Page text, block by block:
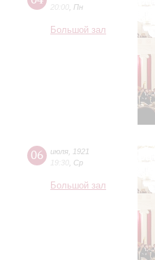
20:00 Пн
Большой зал
06 июля
1921
19:30 Ср
Большой зал